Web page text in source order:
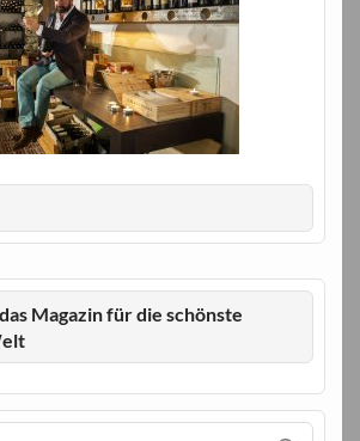
Magazin für die schönste